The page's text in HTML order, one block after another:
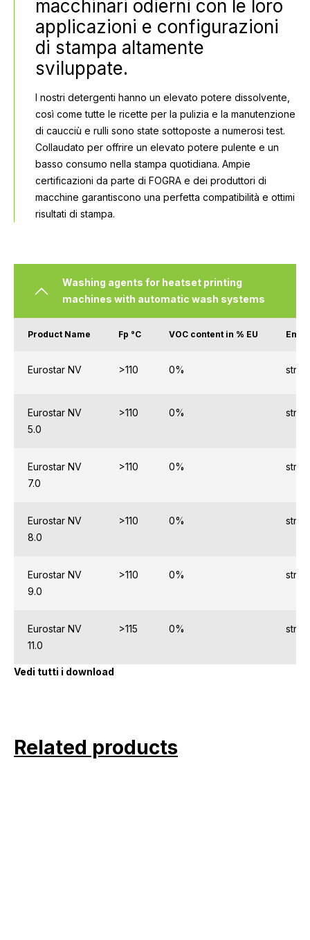
macchinari odierni con le loro
applicazioni e configurazioni
di stampa altamente
sviluppate.
I nostri detergenti hanno un elevato potere dissolvente,
così come tutte le ricette per la pulizia e la manutenzione
di caucciù e rulli sono state sottoposte a numerosi test.
Collaudato per offrire un elevato potere pulente e un
basso consumo nella stampa quotidiana. Ampie
certificazioni da parte di FOGRA e dei produttori di
macchine garantiscono una perfetta compatibilità e ottimi
risultati di stampa.
Washing agents for heatset printing
machines with automatic wash systems
Product Name Fp °C VOC content in % EU
Eurostar NV >110 0%
Eurostar NV
5.0
>110 0%
Eurostar NV
7.0
>110 0%
Eurostar NV
8.0
>110 0%
Eurostar NV
9.0
>110 0%
Eurostar NV
11.0
>115 0%
Vedi tutti i download
Related products